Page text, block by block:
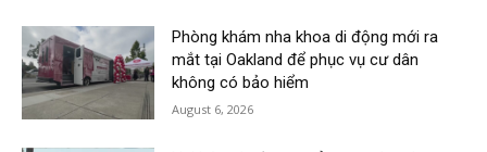
Phòng khám nha khoa di động mới ra
mắt tại Oakland để phục vụ cư dân
không có bảo hiểm
August 6, 2026